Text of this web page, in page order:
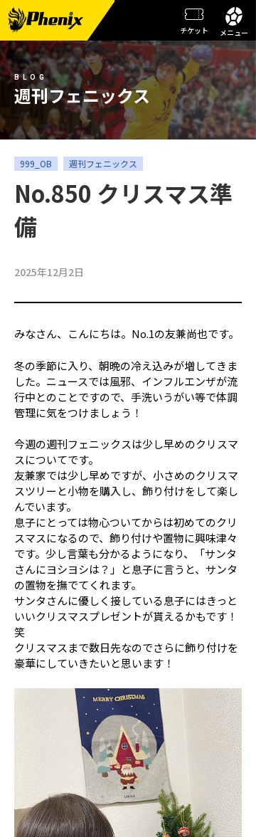
チケット メニュー
応援メッセージ・お問い合わせ
チーム情報
メンバー紹介
試合日程・結果
週刊フェニックス
トピックス
観戦ガイド
サイトのご利用について
個人情報保護方針
サイトマップ
BLOG
週刊フェニックス
999_OB 週刊フェニックス
No.850 クリスマス準
備
2025年12月2日
みなさん、こんにちは。No.1の友兼尚也です。
冬の季節に入り、朝晩の冷え込みが増してきま
した。ニュースでは風邪、インフルエンザが流
行中とのことですので、手洗いうがい等で体調
管理に気をつけましょう！
今週の週刊フェニックスは少し早めのクリスマ
スについてです。
友兼家では少し早めですが、小さめのクリスマ
スツリーと小物を購入し、飾り付けをして楽し
んでいます。
息子にとっては物心ついてからは初めてのクリ
スマスになるので、飾り付けや置物に興味津々
です。少し言葉も分かるようになり、「サンタ
さんにヨシヨシは？」と息子に言うと、サンタ
の置物を撫でてくれます。
サンタさんに優しく接している息子にはきっと
いいクリスマスプレゼントが貰えるかもです！
笑
クリスマスまで数日先なのでさらに飾り付けを
豪華にしていきたいと思います！